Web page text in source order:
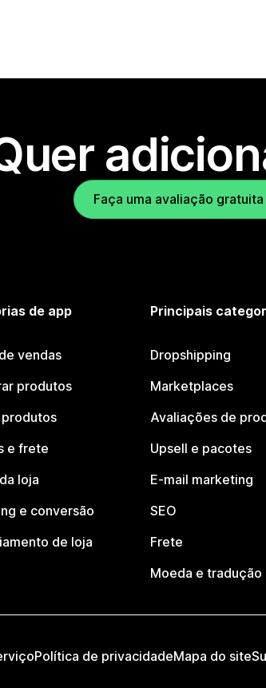
Faça uma avaliação
de app
vendas
produtos
e frete
loja
e conversão
de loja
Principais
Dropshipping
Marketplaces
Avaliações de
Upsell e pacotes
E-mail marketing
SEO
Frete
Moeda e tradução
Política de privacidadeMapa do site